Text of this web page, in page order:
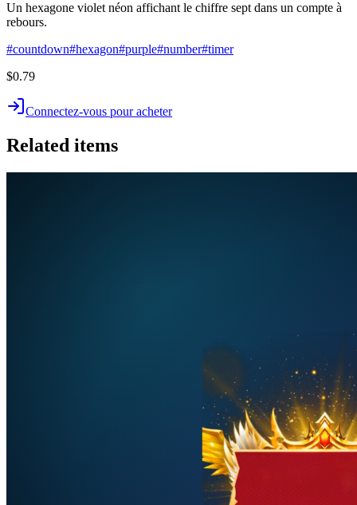
Un hexagone violet néon affichant le chiffre sept dans un compte à
rebours.
#countdown#hexagon#purple#number#timer
$0.79
Connectez-vous pour acheter
Related items